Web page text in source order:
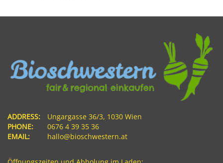
ADDRESS:
Ungargasse 36/3, 1030 Wien
PHONE:
0676 4 39 35 36
EMAIL:
hallo@bioschwestern.at